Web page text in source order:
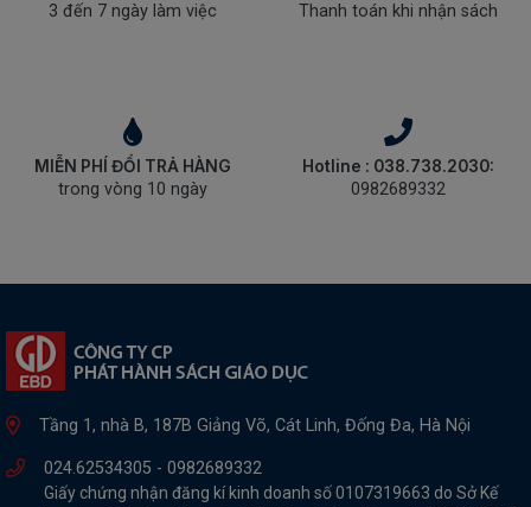
3 đến 7 ngày làm việc Thanh toán khi nhận sách
MIỄN PHÍ ĐỔI TRẢ HÀNG
trong vòng 10 ngày
Hotline : 038.738.2030:
0982689332
Tầng 1, nhà B, 187B Giảng Võ, Cát Linh, Đống Đa, Hà Nội
024.62534305 - 0982689332
Giấy chứng nhận đăng kí kinh doanh số 0107319663 do Sở Kế